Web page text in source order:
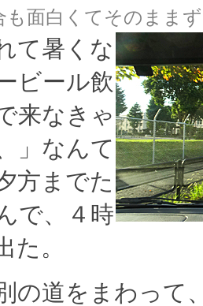
も面白くてそのまま
て暑くな
ビール飲
来なきゃ
」なんて
方までた
で、４時
た。
の道をまわって